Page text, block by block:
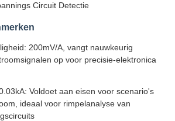
Circuit Detectie
200mV/A, vangt nauwkeurig
op voor precisie-elektronica
Voldoet aan eisen voor scenario's
ideaal voor rimpelanalyse van